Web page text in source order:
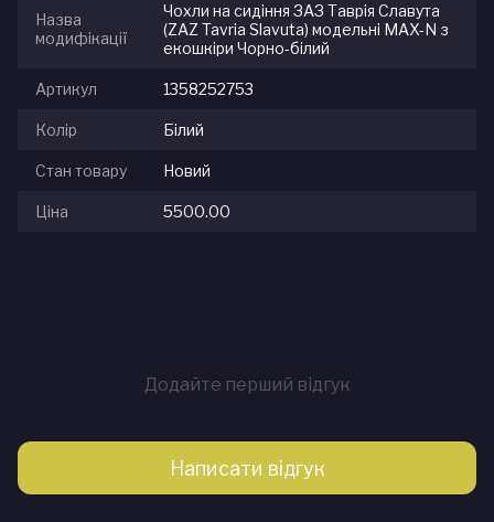
Назва
модифікації
Чохли на сидіння ЗАЗ Таврія Славута
(ZAZ Tavria Slavuta) модельні MAX-N з
екошкіри Чорно-білий
Артикул 1358252753
Колір Білий
Стан товару Новий
Ціна 5500.00
Додайте перший відгук
Написати відгук